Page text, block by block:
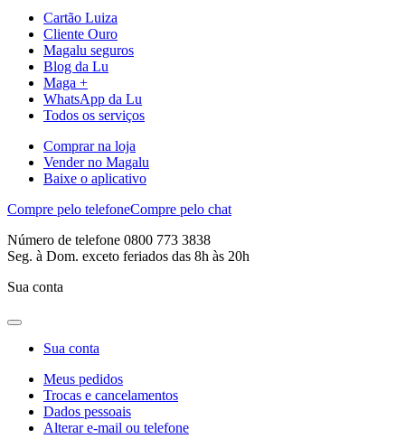
Cartão Luiza
Cliente Ouro
Magalu seguros
Blog da Lu
Maga +
WhatsApp da Lu
Todos os serviços
Comprar na loja
Vender no Magalu
Baixe o aplicativo
Compre pelo telefoneCompre pelo chat
Número de telefone 0800 773 3838
Seg. à Dom. exceto feriados das 8h às 20h
Sua conta
Sua conta
Meus pedidos
Trocas e cancelamentos
Dados pessoais
Alterar e-mail ou telefone